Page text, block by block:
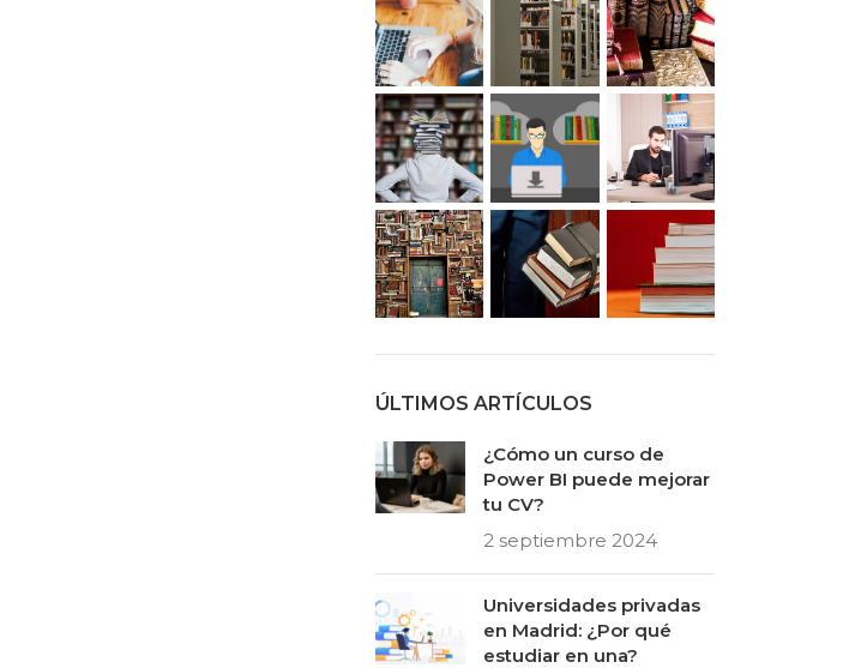
ÚLTIMOS ARTÍCULOS
¿Cómo un curso de
Power BI puede mejorar
tu CV?
2 septiembre 2024
Universidades privadas
en Madrid: ¿Por qué
estudiar en una?